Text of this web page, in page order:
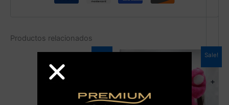
+
Productos relacionados
Sale!